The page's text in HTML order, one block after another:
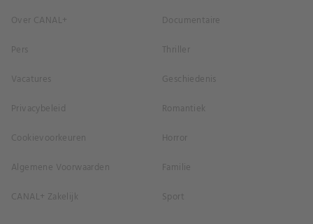
Over CANAL+
Pers
Vacatures
Privacybeleid
Cookievoorkeuren
Algemene Voorwaarden
CANAL+ Zakelijk
Documentaire
Thriller
Geschiedenis
Romantiek
Horror
Familie
Sport